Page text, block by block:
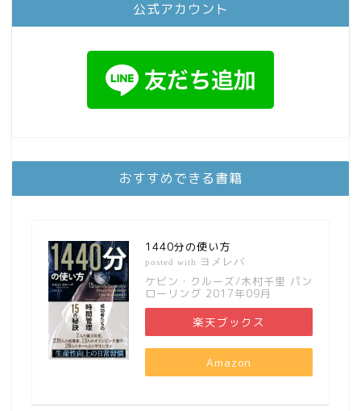
公式アカウント
おすすめできる書籍
1440分の使い方
posted with ヨメレバ
ケビン・クルーズ/木村千里 パン
ローリング 2017年09月
楽天ブックス
Amazon